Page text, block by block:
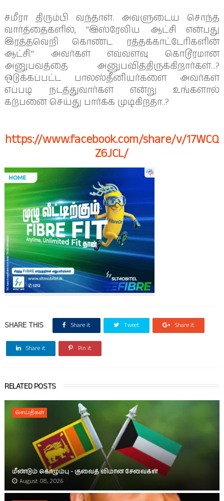
சமீரா திரும்பி வந்தாள். அவளுடைய சொந்த
வார்த்தைகளில், "இஸ்ரேலிய ஆட்சி என்பது
இரத்தவெறி கொண்ட ரத்தக்காட்டேரிகளின்
ஆட்சி." அவர்கள் எவ்வளவு கொடூரமான
அனுபவத்தை அனுபவித்திருக்கிறார்கள்...?
ஒடுக்கப்பட்ட பாலஸ்தீனியர்களை அவர்கள்
எப்படி நடத்துவார்கள் என்று உங்களால்
கற்பனை செய்து பார்க்க முடிகிறதா..?
https://www.facebook.com/share/v/17WCQ
Z6JCL/
SHARE THIS Share it Tweet Share it
Share it Pin it
RELATED POSTS
செய்திகள்
மீண்டும் கொழும்பு - குவைத் விமான சேவைகள்
August 08, 2026